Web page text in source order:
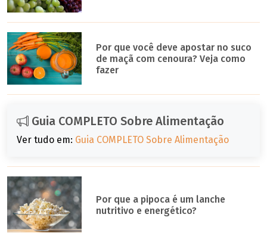
Por que você deve apostar no suco
de maçã com cenoura? Veja como
fazer
Guia COMPLETO Sobre Alimentação
Ver tudo em: Guia COMPLETO Sobre Alimentação
Por que a pipoca é um lanche
nutritivo e energético?